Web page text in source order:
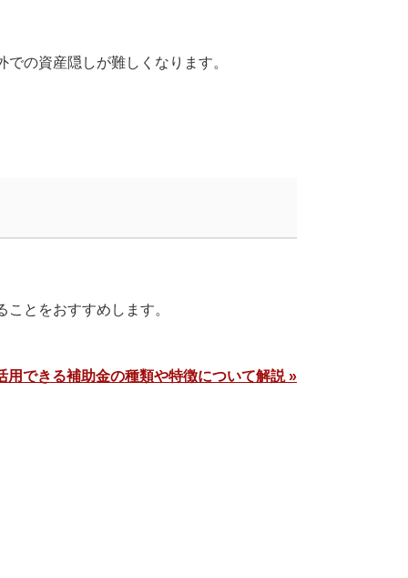
の資産隠しが難しくなります。
とをおすすめします。
用できる補助金の種類や特徴について解説 »